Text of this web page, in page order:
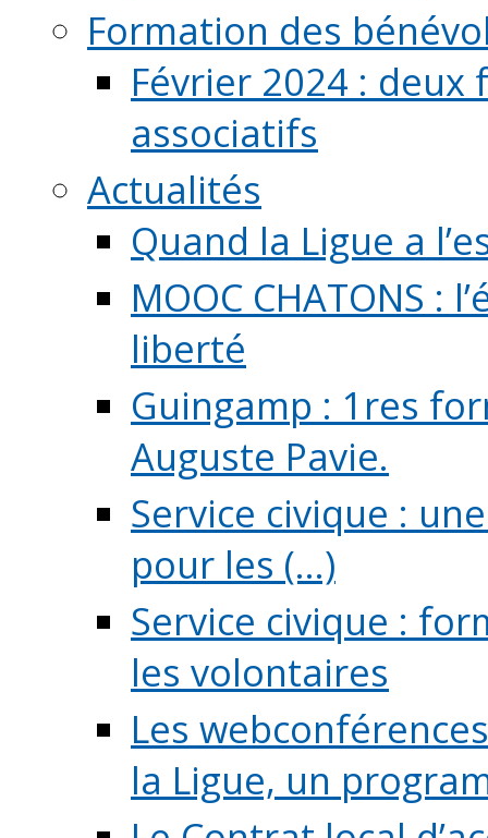
Formation des
Février 2024 :
associatifs
Actualités
Quand la Ligue a
MOOC CHATONS
liberté
Guingamp : 1res
Auguste Pavie.
Service civique :
pour les (...)
Service civique :
les volontaires
Les
la Ligue, un